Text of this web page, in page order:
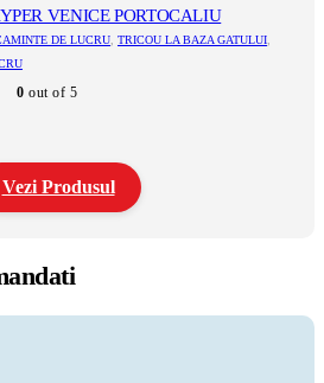
VENICE PORTOCALIU
DE LUCRU, TRICOU LA BAZA GATULUI,
0 out of 5
Vezi Produsul